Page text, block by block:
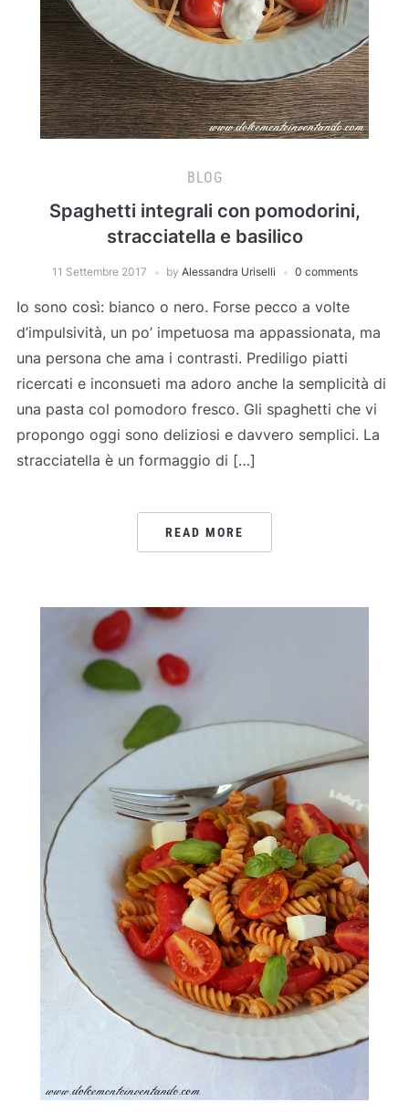
BLOG
Spaghetti integrali con pomodorini,
stracciatella e basilico
11 Settembre 2017 by Alessandra Uriselli 0 comments
Io sono così: bianco o nero. Forse pecco a volte
d’impulsività, un po’ impetuosa ma appassionata, ma
una persona che ama i contrasti. Prediligo piatti
ricercati e inconsueti ma adoro anche la semplicità di
una pasta col pomodoro fresco. Gli spaghetti che vi
propongo oggi sono deliziosi e davvero semplici. La
stracciatella è un formaggio di […]
READ MORE